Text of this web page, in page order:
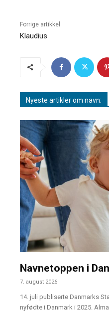
Forrige artikkel
Klaudius
Nyeste artikler om navn:
Navnetoppen i
7. august 2026
14. juli publiserte Danmarks
nyfødte i Danmark i 2025.